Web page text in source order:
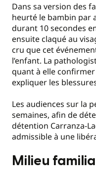
Dans sa version des
heurté le bambin par
durant 10 secondes
ensuite claqué au
cru que cet
l’enfant. La
quant à elle
expliquer les
Les audiences sur la
semaines, afin de
détention Carranza-
admissible à une
Milieu